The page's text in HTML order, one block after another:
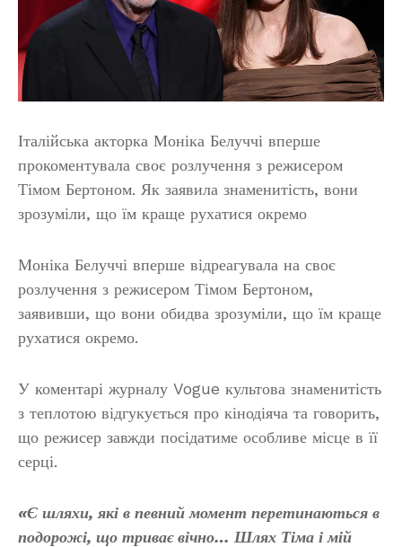
Італійська акторка Моніка Белуччі вперше
прокоментувала своє розлучення з режисером
Тімом Бертоном. Як заявила знаменитість, вони
зрозуміли, що їм краще рухатися окремо
Моніка Белуччі вперше відреагувала на своє
розлучення з режисером Тімом Бертоном,
заявивши, що вони обидва зрозуміли, що їм краще
рухатися окремо.
У коментарі журналу Vogue культова знаменитість
з теплотою відгукується про кінодіяча та говорить,
що режисер завжди посідатиме особливе місце в її
серці.
«Є шляхи, які в певний момент перетинаються в
подорожі, що триває вічно… Шлях Тіма і мій